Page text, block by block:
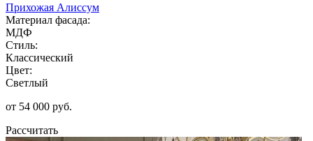
Прихожая Алиссум
Материал фасада:
МДФ
Стиль:
Классический
Цвет:
Светлый
от 54 000 руб.
Рассчитать